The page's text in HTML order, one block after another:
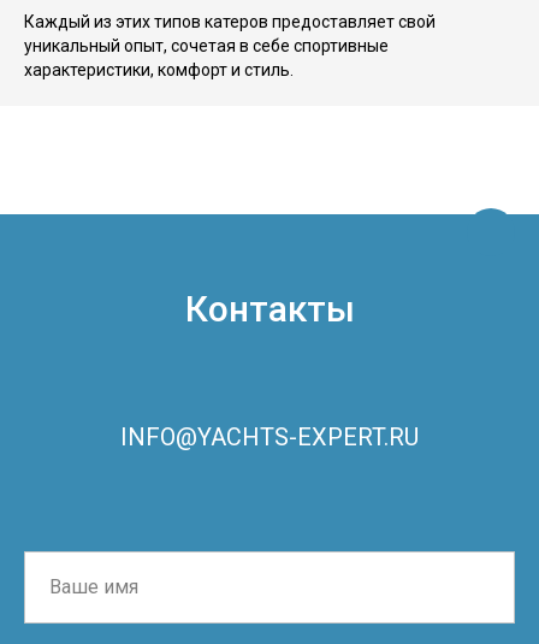
Каждый из этих типов катеров предоставляет свой
уникальный опыт, сочетая в себе спортивные
характеристики, комфорт и стиль.
Контакты
INFO@YACHTS-EXPERT.RU